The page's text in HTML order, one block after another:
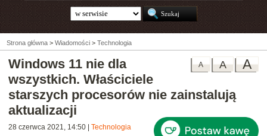
Strona główna > Wiadomości > Technologia
A
A
A
Windows 11 nie dla
wszystkich. Właściciele
starszych procesorów nie zainstalują
aktualizacji
28 czerwca 2021, 14:50 Technologia